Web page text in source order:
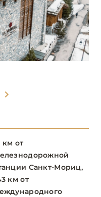
6
3
АЛЬПЫ 78
du Mont
км от
Санкт-Мориц,
км от